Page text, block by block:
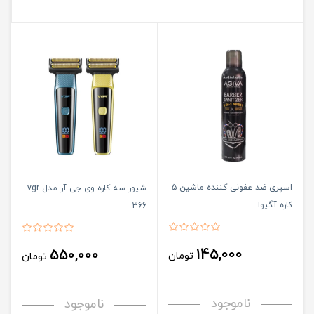
اسپری ضد عفونی کننده ماشین ۵
کاره آگیوا
145,000 تومان
ناموجود
شیور سه کاره وی جی آر مدل vgr
366
550,000 تومان
ناموجود